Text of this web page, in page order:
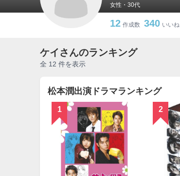
女性・30代
12 作成数 340 いいね
ケイさんのランキング
全 12 件を表示
松本潤出演ドラマランキング
1 2